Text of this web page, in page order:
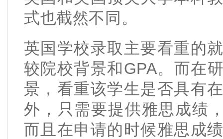
式也截然不同。
英国学校录取主要看重的
较院校背景和GPA。而在
景，看重该学生是否具有
外，只需要提供雅思成绩
而且在申请的时候雅思成